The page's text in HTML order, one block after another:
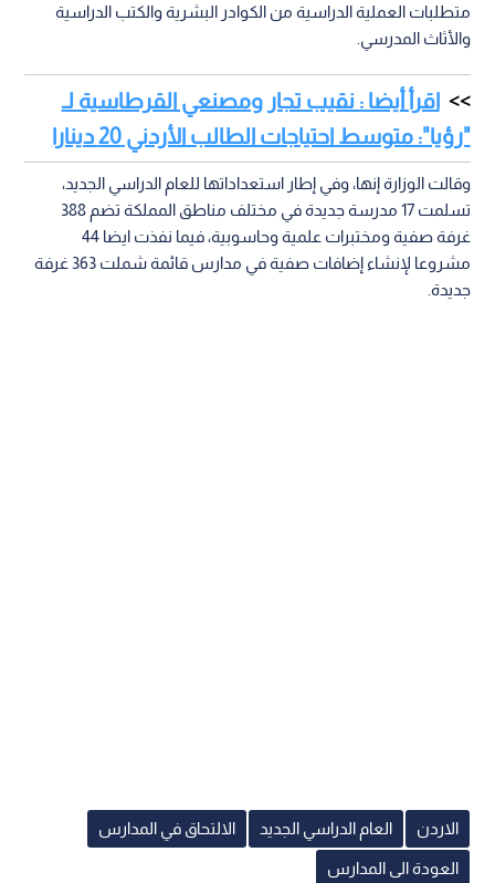
متطلبات العملية الدراسية من الكوادر البشرية والكتب الدراسية
والأثاث المدرسي.
اقرأ أيضا : نقيب تجار ومصنعي القرطاسية لـ
"رؤيا": متوسط احتياجات الطالب الأردني 20 دينارا
وقالت الوزارة إنها، وفي إطار استعداداتها للعام الدراسي الجديد،
تسلمت 17 مدرسة جديدة في مختلف مناطق المملكة تضم 388
غرفة صفية ومختبرات علمية وحاسوبية، فيما نفذت ايضا 44
مشروعا لإنشاء إضافات صفية في مدارس قائمة شملت 363 غرفة
جديدة.
الاردن العام الدراسي الجديد الالتحاق في المدارس
العودة الى المدارس